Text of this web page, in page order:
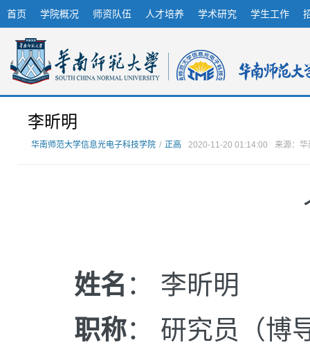
首页 学院概况 师资队伍 人才培养 学术研究 学生工作
李昕明
华南师范大学信息光电子科技学院 / 正高 2020-11-20 01:14:00 来源：华
姓名 ： 李昕明
职称： 研究员（博